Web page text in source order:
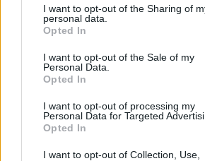
I want to opt-out of the Sharing of
personal data.
Opted In
I want to opt-out of the Sale of my
Personal Data.
Opted In
I want to opt-out of processing my
Personal Data for Targeted
Opted In
I want to opt-out of Collection, Use,
EMEC celebra a conclusão de mais
Educação e Formação de Adultos na